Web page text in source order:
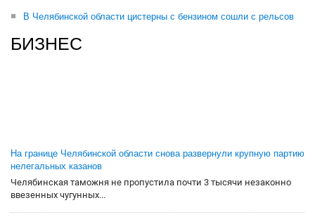
В Челябинской области цистерны с бензином сошли с рельсов
БИЗНЕС
На границе Челябинской области снова развернули крупную партию
нелегальных казанов
Челябинская таможня не пропустила почти 3 тысячи незаконно
ввезенных чугунных...